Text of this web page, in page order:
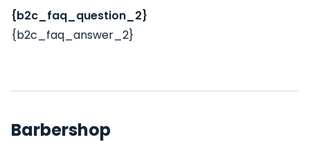
{b2c_faq_question_2}
{b2c_faq_answer_2}
Barbershop